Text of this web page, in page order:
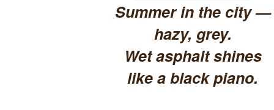
Summer in the city —
hazy, grey.
Wet asphalt shines
like a black piano.